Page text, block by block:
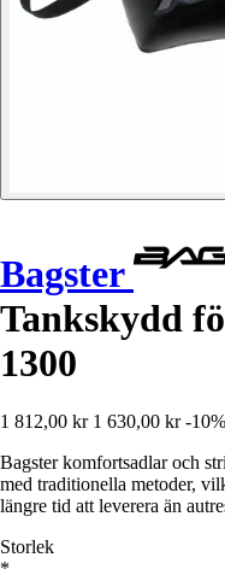
Bagster
Tankskydd
1300
1 812,00 kr 1 630,00 kr -10%
Bagster komfortsadlar och
med traditionella metoder,
längre tid att leverera än
Storlek
*